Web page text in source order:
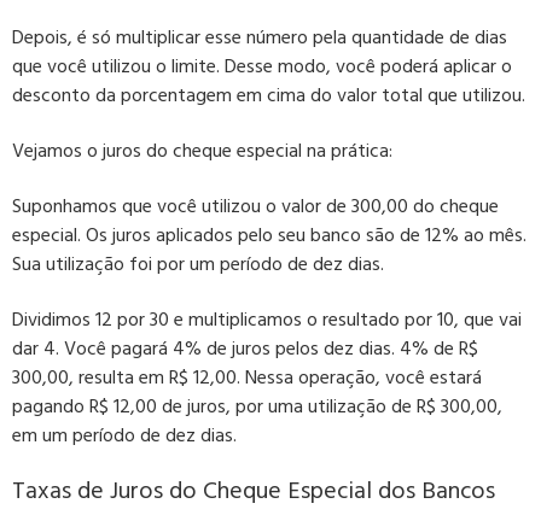
Depois, é só multiplicar esse número pela quantidade de dias
que você utilizou o limite. Desse modo, você poderá aplicar o
desconto da porcentagem em cima do valor total que utilizou.
Vejamos o juros do cheque especial na prática:
Suponhamos que você utilizou o valor de 300,00 do cheque
especial. Os juros aplicados pelo seu banco são de 12% ao mês.
Sua utilização foi por um período de dez dias.
Dividimos 12 por 30 e multiplicamos o resultado por 10, que vai
dar 4. Você pagará 4% de juros pelos dez dias. 4% de R$
300,00, resulta em R$ 12,00. Nessa operação, você estará
pagando R$ 12,00 de juros, por uma utilização de R$ 300,00,
em um período de dez dias.
Taxas de Juros do Cheque Especial dos Bancos